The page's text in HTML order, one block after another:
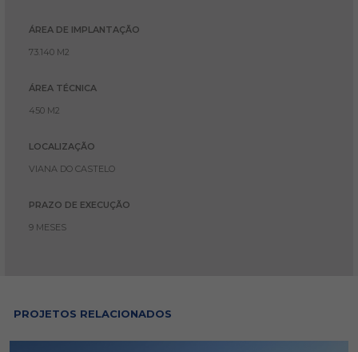
ÁREA DE IMPLANTAÇÃO
73.140 M2
ÁREA TÉCNICA
450 M2
LOCALIZAÇÃO
VIANA DO CASTELO
PRAZO DE EXECUÇÃO
9 MESES
PROJETOS RELACIONADOS